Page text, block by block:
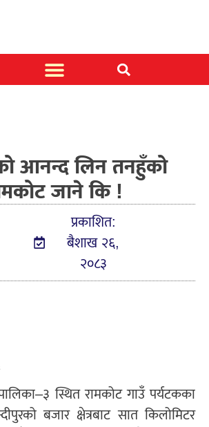
आनन्द लिन तनहुँको
जाने कि !
प्रकाशित:
बैशाख २६,
२०८३
स्थित रामकोट गाउँ पर्यटकका
बजार क्षेत्रबाट सात किलोमिटर